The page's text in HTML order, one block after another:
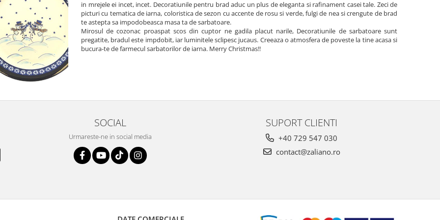
in mrejele ei incet, incet. Decoratiunile pentru brad aduc un plus de eleganta si rafinament casei tale. Zeci de
picturi cu tematica de iarna, coloristica de sezon cu accente de rosu si verde, fulgi de nea si crengute de brad
te astepta sa impodobeasca masa ta de sarbatoare.
Mirosul de cozonac proaspat scos din cuptor ne gadila placut narile, Decoratiunile de sarbatoare sunt
pregatite, bradul este impdobit, iar luminitele sclipesc jucaus. Creeaza o atmosfera de poveste la tine acasa si
bucura-te de farmecul sarbatorilor de iarna. Merry Christmas!!
SOCIAL
Urmareste-ne in social media
SUPORT CLIENTI
+40 729 547 030
contact@zaliano.ro